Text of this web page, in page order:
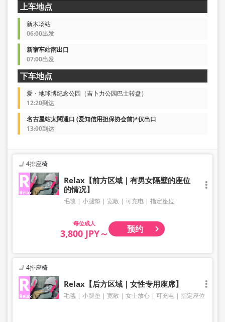
上车地点
新木场站
06:00出发
新宿车站南出口
07:00出发
下车地点
爱・地球博纪念公园（吉卜力公园巴士转盘）
12:20到达
名古屋站太閣通口 (爱知信用担保协会前)*仅出口
13:00到达
4排座椅
Relax【前方区域｜有男女隔壁的座位
的情况】
毛毯 小腿垫 宽敞 可充电 指定座位
成人
3,800 JPY～ 预约
4排座椅
Relax【后方区域｜女性专用座席】
毛毯 小腿垫 宽敞 女士放心 可充电 指定座位